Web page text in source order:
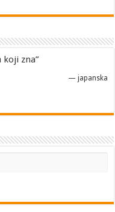
zna”
— japanska